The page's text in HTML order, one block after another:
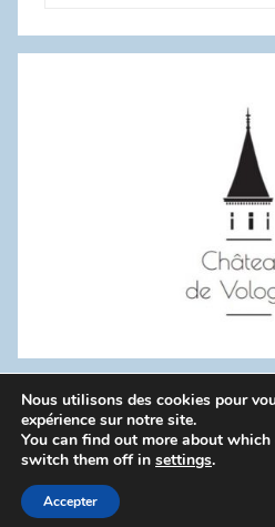
:
WordPress Theme:
Politique de confidentialité
Nous utilisons des cookies pour
expérience sur notre site.
You can find out more about
switch them off in settings.
Accepter